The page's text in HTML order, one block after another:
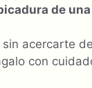
de
acercarte
con